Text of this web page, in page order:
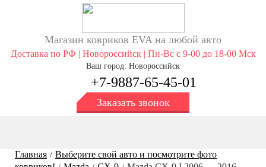
Магазин ковриков EVA ​на любой авто
Доставка по РФ | Новороссийск | Пн-Вс с 9-00 до 18-00 Мск
Ваш город: Новороссийск
+7-9887-65-45-01
Заказать звонок
Главная / Выберите свой авто и посмотрите фото